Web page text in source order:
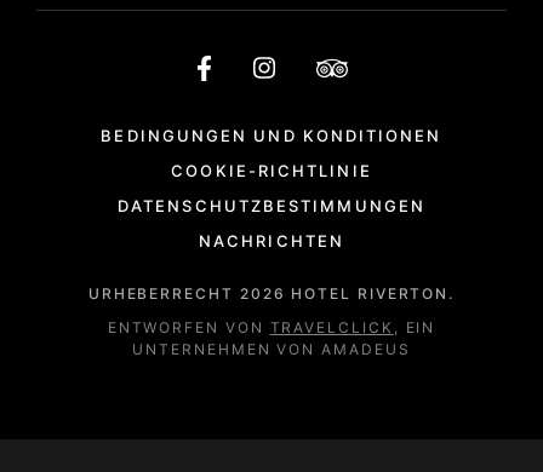
BEDINGUNGEN UND KONDITIONEN
COOKIE-RICHTLINIE
DATENSCHUTZBESTIMMUNGEN
NACHRICHTEN
URHEBERRECHT 2026 HOTEL RIVERTON.
ENTWORFEN VON TRAVELCLICK
, EIN
UNTERNEHMEN VON AMADEUS